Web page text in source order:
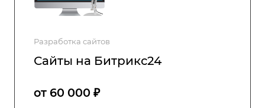
Разработка сайтов
Сайты на Битрикс24
от 60 000 ₽